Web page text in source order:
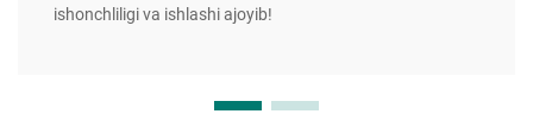
ishonchliligi va ishlashi ajoyib!